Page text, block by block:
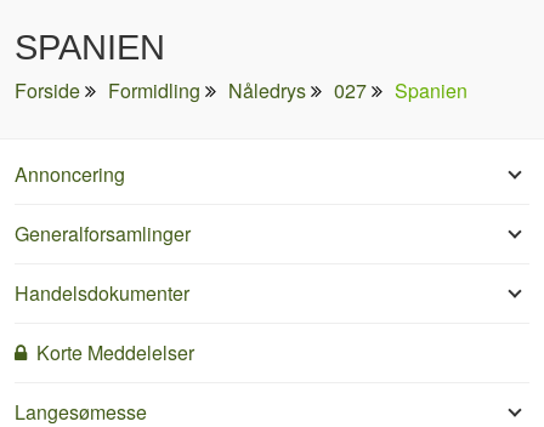
SPANIEN
Forside Formidling Nåledrys 027 Spanien
Annoncering
Generalforsamlinger
Handelsdokumenter
Korte Meddelelser
Langesømesse